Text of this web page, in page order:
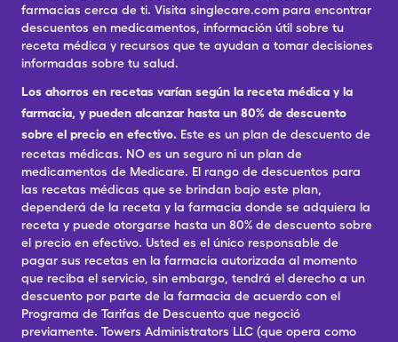
farmacias cerca de ti. Visita singlecare.com para encontrar
descuentos en medicamentos, información útil sobre tu
receta médica y recursos que te ayudan a tomar decisiones
informadas sobre tu salud.
Los ahorros en recetas varían según la receta médica y la
farmacia, y pueden alcanzar hasta un 80% de descuento
sobre el precio en efectivo. Este es un plan de descuento de
recetas médicas. NO es un seguro ni un plan de
medicamentos de Medicare. El rango de descuentos para
las recetas médicas que se brindan bajo este plan,
dependerá de la receta y la farmacia donde se adquiera la
receta y puede otorgarse hasta un 80% de descuento sobre
el precio en efectivo. Usted es el único responsable de
pagar sus recetas en la farmacia autorizada al momento
que reciba el servicio, sin embargo, tendrá el derecho a un
descuento por parte de la farmacia de acuerdo con el
Programa de Tarifas de Descuento que negoció
previamente. Towers Administrators LLC (que opera como